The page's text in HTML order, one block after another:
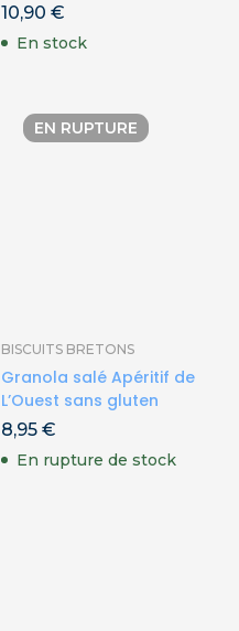
10,90 €
En stock
EN RUPTURE
BISCUITS BRETONS
Granola salé Apéritif de
L’Ouest sans gluten
8,95 €
En rupture de stock